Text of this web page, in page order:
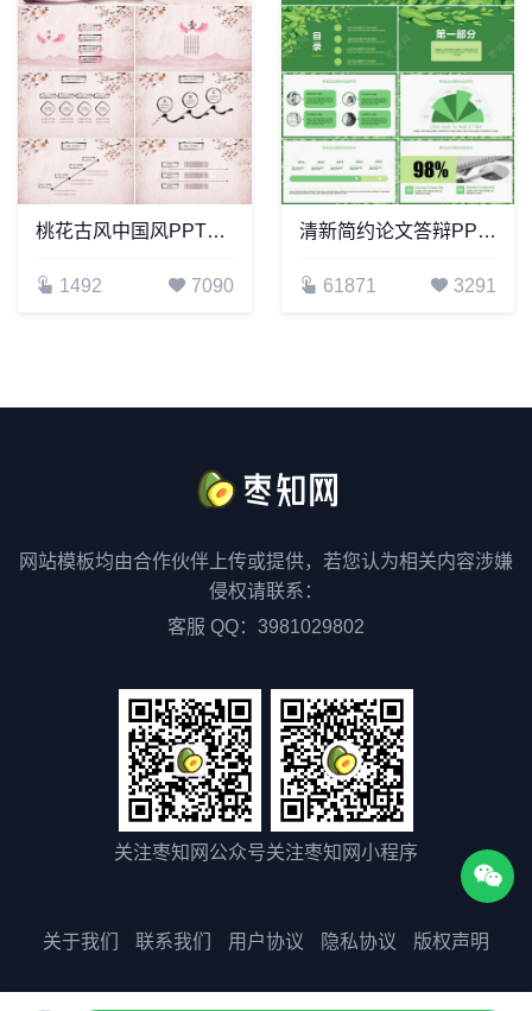
桃花古风中国风PPT模板
1492 7090
清新简约论文答辩PPT模板简洁严谨适用于毕业论文答辩
61871 3291
网站模板均由合作伙伴上传或提供，若您认为相关内容涉嫌
侵权请联系：
客服 QQ：3981029802
关注枣知网公众号关注枣知网小程序
关于我们 联系我们 用户协议 隐私协议 版权声明